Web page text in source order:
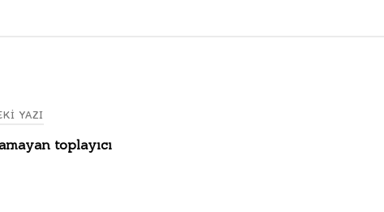
YAZI
toplayıcı